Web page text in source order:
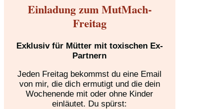
Einladung zum MutMach-
Freitag
Exklusiv für Mütter mit toxischen Ex-
Partnern
Jeden Freitag bekommst du eine Email
von mir, die dich ermutigt und die dein
Wochenende mit oder ohne Kinder
einläutet. Du spürst: